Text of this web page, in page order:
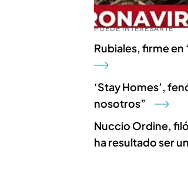
PUEDE INTERESARTE
Rubiales, firme en
‘Stay Homes’,
nosotros”
Nuccio Ordine,
ha resultado ser